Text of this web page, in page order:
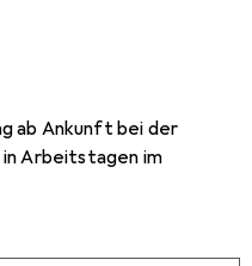
ab Ankunft bei der
Arbeitstagen im